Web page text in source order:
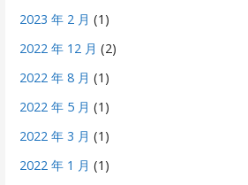
2023 年 2 月 (1)
2022 年 12 月 (2)
2022 年 8 月 (1)
2022 年 5 月 (1)
2022 年 3 月 (1)
2022 年 1 月 (1)